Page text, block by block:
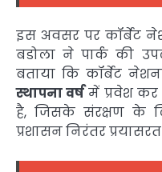
इस अवसर पर कॉर्बेट
बडोला ने पार्क की
बताया कि कॉर्बेट
स्थापना वर्षमें प्रवेश कर
है, जिसके संरक्षण के
प्रशासन निरंतर प्रयासरत